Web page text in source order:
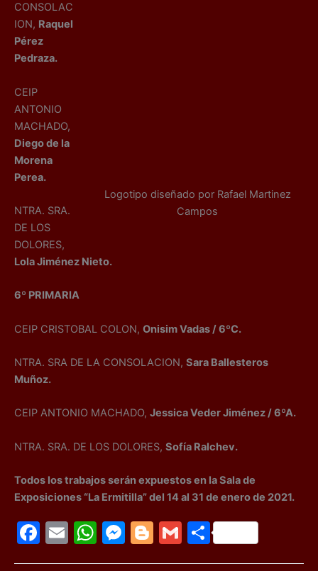
Logotipo diseñado por Rafael Martinez
Campos
CONSOLAC
ION, Raquel
Pérez
Pedraza.
CEIP
ANTONIO
MACHADO,
Diego de la
Morena
Perea.
NTRA. SRA.
DE LOS
DOLORES,
Lola Jiménez Nieto.
6º PRIMARIA
CEIP CRISTOBAL COLON, Onisim Vadas / 6ºC.
NTRA. SRA DE LA CONSOLACION, Sara Ballesteros
Muñoz.
CEIP ANTONIO MACHADO, Jessica Veder Jiménez / 6ºA.
NTRA. SRA. DE LOS DOLORES, Sofía Ralchev.
Todos los trabajos serán expuestos en la Sala de
Exposiciones “La Ermitilla” del 14 al 31 de enero de 2021.
F
E
W M Bl G C